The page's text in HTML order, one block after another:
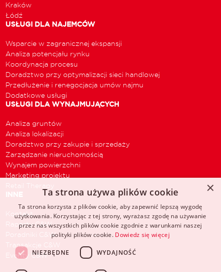
Kraków
Łódź
USŁUGI DLA NAJEMCÓW
Wsparcie w zagranicznej ekspansji
Analiza potencjału rynku
Koordynacja procesu
Doradztwo przy optymalizacji sieci handlowej
Przedłużenie i renegocjacja umów najmu
Dodatkowe usługi
USŁUGI DLA WYNAJMUJĄCYCH
Analiza gruntów
Analiza lokalizacji
Doradztwo przy zakupie i sprzedaży
Zarządzanie nieruchomością
Wynajem powierzchni
Marketing projektu
Retail Therapy
INNE
Kontakt
Raporty C&W
Poradniki C&W
Transakcje C&W
Eventy C&W
×
Ta strona używa plików cookie
Ta strona korzysta z plików cookie, aby zapewnić lepszą wygodę
użytkowania. Korzystając z tej strony, wyrażasz zgodę na używanie
przez nas wszystkich plików cookie zgodnie z warunkami naszej
polityki plików cookie. Dowiedz się więcej
NIEZBĘDNE WYDAJNOŚĆ